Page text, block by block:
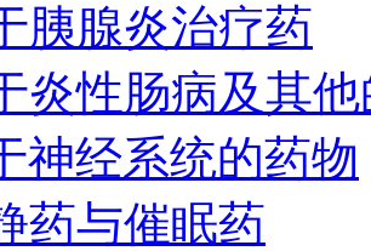
胰腺炎治疗药
炎性肠病及其
神经系统的药物
药与催眠药